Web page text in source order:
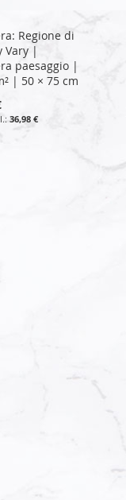
Regione di
Vary |
paesaggio |
| 50 × 75 cm
36,98 €